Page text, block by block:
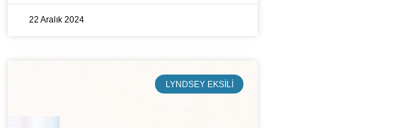
22 Aralık 2024
LYNDSEY EKSILI